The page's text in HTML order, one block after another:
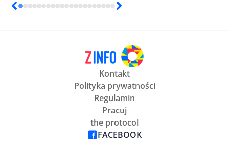
Kontakt
Polityka prywatności
Regulamin
Pracuj
the protocol
FACEBOOK